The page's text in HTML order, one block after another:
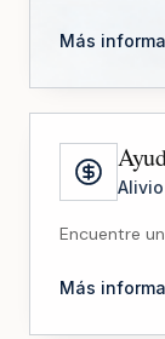
Más
Encuentre
Más